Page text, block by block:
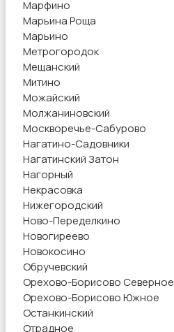
Марфино
Марьина Роща
Марьино
Метрогородок
Мещанский
Митино
Можайский
Молжаниновский
Москворечье-Сабурово
Нагатино-Садовники
Нагатинский Затон
Нагорный
Некрасовка
Нижегородский
Ново-Переделкино
Новогиреево
Новокосино
Обручевский
Орехово-Борисово Северное
Орехово-Борисово Южное
Останкинский
Отрадное